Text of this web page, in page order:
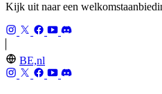
Kijk uit naar een
BE,nl